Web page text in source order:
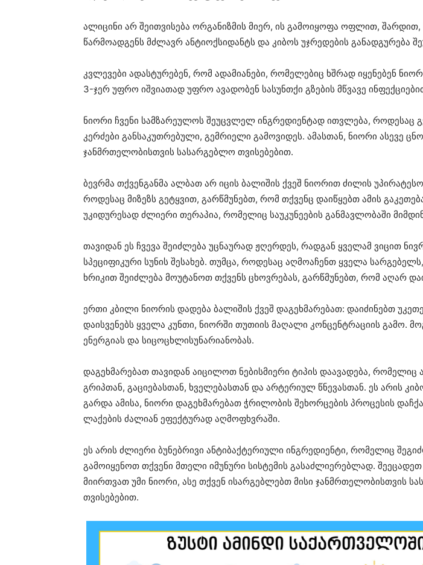
ალიცინი არ შეითვისება ორგანიზმის მიერ, ის გამოიყოფა ოფლით,
წარმოადგენს მძლავრ ანტიოქსიდანტს და კიბოს უჯრედების განადგურება
კვლევები ადასტურებენ, რომ ადამიანები, რომელებიც ხშრად იყენებენ
3-ჯერ უფრო იშვიათად უფრო ავადობენ სასუნთქი გზების მწვავე
ნიორი ჩვენი სამზარეულოს შეუცვლელ ინგრედიენტად ითვლება, როდესაც
კერძები განსაკუთრებული, გემრიელი გამოვიდეს. ამასთან, ნიორი ასევე
ჯანმრთელობისთვის სასარგებლო თვისებებით.
ბევრმა თქვენგანმა ალბათ არ იცის ბალიშის ქვეშ ნიორით ძილის
როდესაც მიზეზს გეტყვით, გარწმუნებთ, რომ თქვენც დაიწყებთ ამის
უკიდურესად ძლიერი თერაპია, რომელიც საუკუნეების განმავლობაში
თავიდან ეს ჩვევა შეიძლება უცნაურად ჟღერდეს, რადგან ყველამ ვიცით
სპეციფიკური სუნის შესახებ. თუმცა, როდესაც აღმოაჩენთ ყველა
ხრიკით შეიძლება მოუტანოთ თქვენს ცხოვრებას, გარწმუნებთ, რომ აღარ
ერთი კბილი ნიორის დადება ბალიშის ქვეშ დაგეხმარებათ: დაიძინებთ
დაისვენებს ყველა კუნთი, ნიორში თუთიის მაღალი კონცენტრაციის გამო.
ენერგიას და სიცოცხლისუნარიანობას.
დაგეხმარებათ თავიდან აიცილოთ ნებისმიერი ტიპის დაავადება, რომელიც
გრიპთან, გაციებასთან, ხველებასთან და არტერიულ წნევასთან. ეს არის
გარდა ამისა, ნიორი დაგეხმარებათ ჭრილობის შეხორცების პროცესის
ლაქების ძალიან ეფექტურად აღმოფხვრაში.
ეს არის ძლიერი ბუნებრივი ანტიბაქტერიული ინგრედიენტი, რომელიც
გამოიყენოთ თქვენი მთელი იმუნური სისტემის გასაძლიერებლად.
მიირთვათ უმი ნიორი, ასე თქვენ ისარგებლებთ მისი ჯანმრთელობისთვის
თვისებებით.